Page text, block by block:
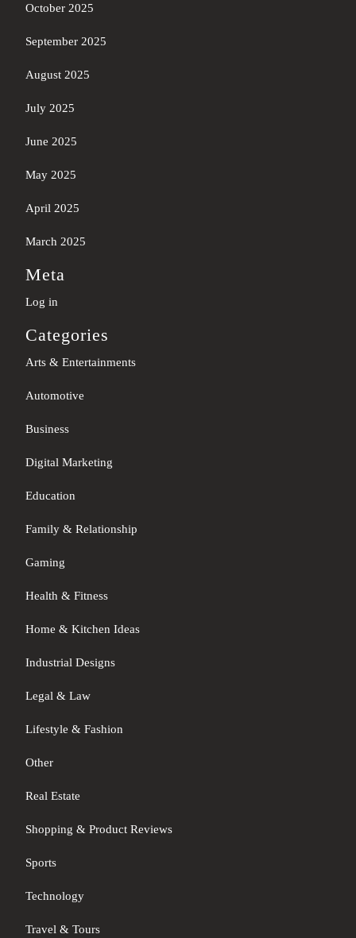
October 2025
September 2025
August 2025
July 2025
June 2025
May 2025
April 2025
March 2025
Meta
Log in
Categories
Arts & Entertainments
Automotive
Business
Digital Marketing
Education
Family & Relationship
Gaming
Health & Fitness
Home & Kitchen Ideas
Industrial Designs
Legal & Law
Lifestyle & Fashion
Other
Real Estate
Shopping & Product Reviews
Sports
Technology
Travel & Tours